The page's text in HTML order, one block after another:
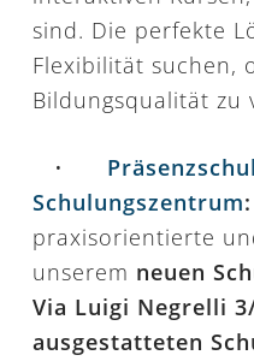
sind. Die perfekte
Flexibilität suchen,
Bildungsqualität zu
•
Schulungszentrum:
praxisorientierte
unserem neuen
Via Luigi Negrelli
ausgestatteten